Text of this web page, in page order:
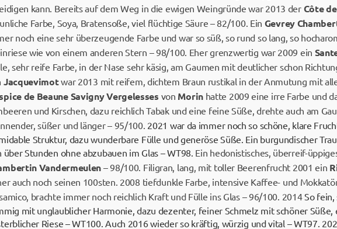
kann. Bereits auf dem Weg in die ewigen Weingründe war 2013 der Côte
Farbe, Soya, Bratensoße, viel flüchtige Säure – 82/100. Ein Gevrey
noch eine sehr überzeugende Farbe und war so süß, so rund so lang, so
wie von einem anderen Stern – 98/100. Eher grenzwertig war 2009 ein
sehr reife Farbe, in der Nase sehr käsig, am Gaumen mit deutlicher schon
Jacquevimotwar 2013 mit reifem, dichtem Braun rustikal in der Anmutung mit
de Beaune Savigny Vergelesses von Morinhatte 2009 eine irre Farbe und
und Kirschen, dazu reichlich Tabak und eine feine Süße, drehte auch am
süßer und länger – 95/100. 2021 war da immer noch so schöne, klare
Struktur, dazu wunderbare Fülle und generöse Süße. Ein burgundischer
über Stunden ohne abzubauen im Glas – WT98. Ein hedonistisches, überreif-
Vandermeulen – 98/100. Filigran, lang, mit toller Beerenfrucht 2001 ein
auch noch seinen 100sten. 2008 tiefdunkle Farbe, intensive Kaffee- und
brachte immer noch reichlich Kraft und Fülle ins Glas – 96/100. 2014So
mit unglaublicher Harmonie, dazu dezenter, feiner Schmelz mit schöner Süße,
Riese – WT100. Auch 2016 wieder so kräftig, würzig und vital – WT97.